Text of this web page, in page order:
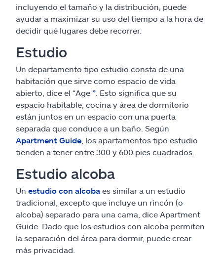
incluyendo el tamaño y la distribución, puede
ayudar a maximizar su uso del tiempo a la hora de
decidir qué lugares debe recorrer.
Estudio
Un departamento tipo estudio consta de una
habitación que sirve como espacio de vida
abierto, dice el “Age ” . Esto significa que su
espacio habitable, cocina y área de dormitorio
están juntos en un espacio con una puerta
separada que conduce a un baño. Según
Apartment Guide , los apartamentos tipo estudio
tienden a tener entre 300 y 600 pies cuadrados.
Estudio alcoba
Un estudio con alcoba es similar a un estudio
tradicional, excepto que incluye un rincón (o
alcoba) separado para una cama, dice Apartment
Guide. Dado que los estudios con alcoba permiten
la separación del área para dormir, puede crear
más privacidad.